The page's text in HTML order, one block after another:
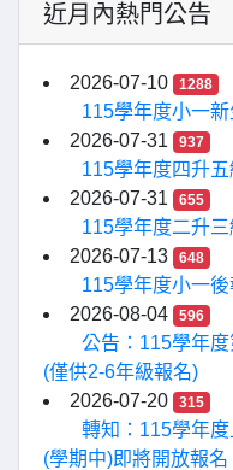
近月內熱門公告
2026-07-10 1288
115學年度小一
2026-07-31
937
115學年度四升
2026-07-31
655
115學年度二升
2026-07-13
648
115學年度小一
2026-08-04
596
公告：115學年
(僅供2-6年級報名)
2026-07-20
315
轉知：115學年
(學期中)即將開放報名